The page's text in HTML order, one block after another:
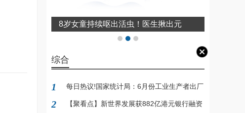
字节跳动香港业务发展迅猛：抖音月活
增长超60%，AI领域BytePlus加快布局
综合
1
每日热议!国家统计局：6月份工业生产者出厂
价格同比下降3.6%
2
【聚看点】新世界发展获882亿港元银行融资